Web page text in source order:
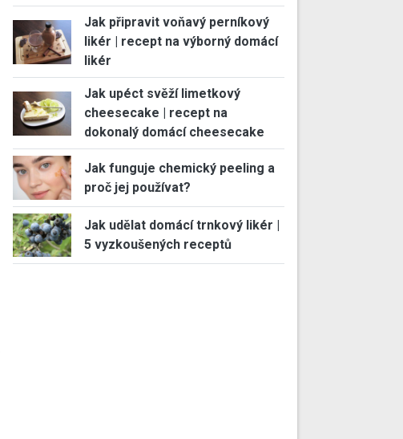
Jak připravit voňavý perníkový
likér | recept na výborný domácí
likér
Jak upéct svěží limetkový
cheesecake | recept na
dokonalý domácí cheesecake
Jak funguje chemický peeling a
proč jej používat?
Jak udělat domácí trnkový likér |
5 vyzkoušených receptů